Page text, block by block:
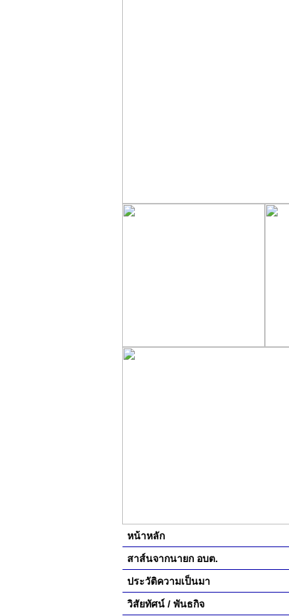
หน้าหลัก
สาส์นจากนายก อบต.
ประวัติความเป็นมา
วิสัยทัศน์ / พันธกิจ